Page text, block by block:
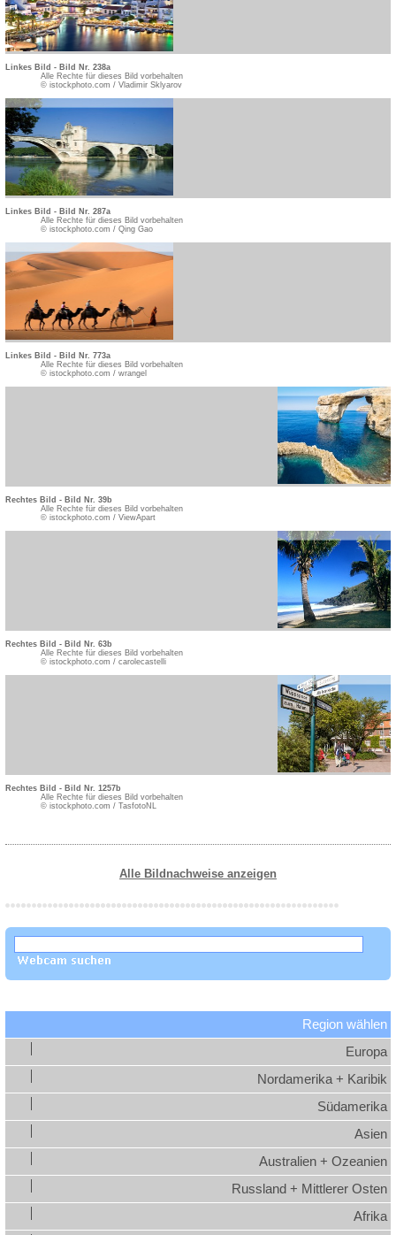
Linkes Bild - Bild Nr. 238a
Alle Rechte für dieses Bild vorbehalten
© istockphoto.com / Vladimir Sklyarov
Linkes Bild - Bild Nr. 287a
Alle Rechte für dieses Bild vorbehalten
© istockphoto.com / Qing Gao
Linkes Bild - Bild Nr. 773a
Alle Rechte für dieses Bild vorbehalten
© istockphoto.com / wrangel
Rechtes Bild - Bild Nr. 39b
Alle Rechte für dieses Bild vorbehalten
© istockphoto.com / ViewApart
Rechtes Bild - Bild Nr. 63b
Alle Rechte für dieses Bild vorbehalten
© istockphoto.com / carolecastelli
Rechtes Bild - Bild Nr. 1257b
Alle Rechte für dieses Bild vorbehalten
© istockphoto.com / TasfotoNL
Alle Bildnachweise anzeigen
Region wählen
Europa
Nordamerika + Karibik
Südamerika
Asien
Australien + Ozeanien
Russland + Mittlerer Osten
Afrika